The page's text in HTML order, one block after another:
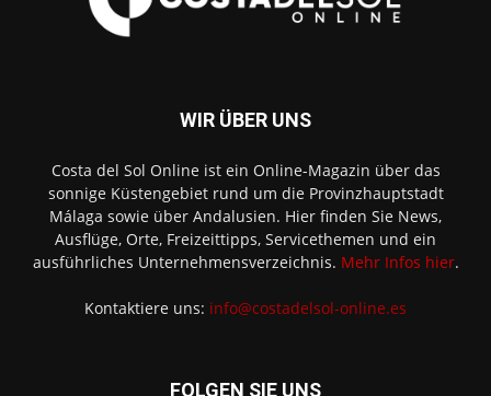
WIR ÜBER UNS
Costa del Sol Online ist ein Online-Magazin über das
sonnige Küstengebiet rund um die Provinzhauptstadt
Málaga sowie über Andalusien. Hier finden Sie News,
Ausflüge, Orte, Freizeittipps, Servicethemen und ein
ausführliches Unternehmensverzeichnis. Mehr Infos hier.
Kontaktiere uns: info@costadelsol-online.es
FOLGEN SIE UNS